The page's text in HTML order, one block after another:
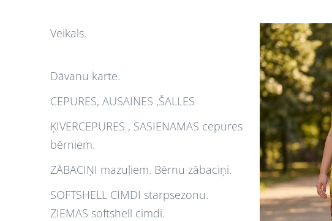
Veikals.
Dāvanu karte.
CEPURES, AUSAINES ,ŠALLES
ĶIVERCEPURES , SASIENAMAS cepures
bērniem.
ZĀBACIŅI mazuļiem. Bērnu zābaciņi.
SOFTSHELL CIMDI starpsezonu.
ZIEMAS softshell cimdi.